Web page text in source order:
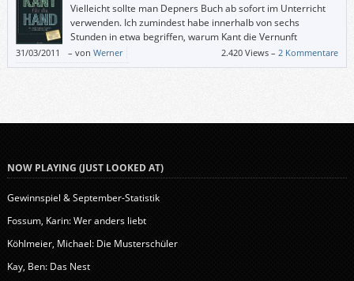
Vielleicht sollte man Depners Buch ab sofort im Unterricht
verwenden. Ich zumindest habe innerhalb von sechs
Stunden in etwa begriffen, warum Kant die Vernunft
„kritisiert“ hat und was dabei herausgekommen ist.
31/03/2011 – von Werner 2.420 Views – 2 Kommentare
NOW PLAYING (JUST LOOKED AT)
Gewinnspiel & September-Statistik
Fossum, Karin: Wer anders liebt
Köhlmeier, Michael: Die Musterschüler
Kay, Ben: Das Nest